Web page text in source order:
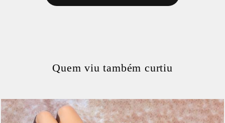
Quem viu também curtiu